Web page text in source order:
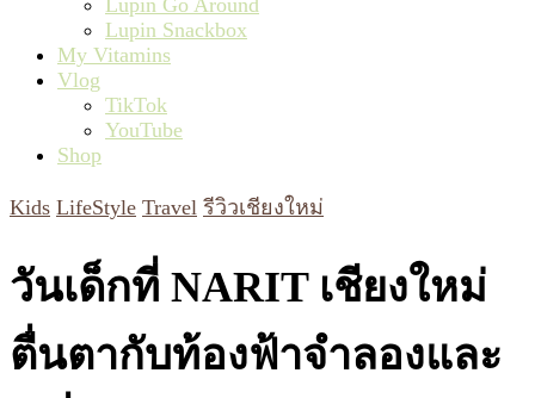
Lupin Go Around
Lupin Snackbox
My Vitamins
Vlog
TikTok
YouTube
Shop
Kids LifeStyle Travel รีวิวเชียงใหม่
วันเด็กที่ NARIT เชียงใหม่
ตื่นตากับท้องฟ้าจำลองและ